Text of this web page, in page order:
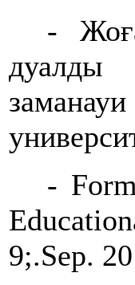
-
дуалды
-
9;.Sep.